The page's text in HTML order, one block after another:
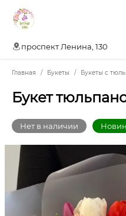
проспект Ленина, 130
Главная Букеты Букеты с
Букет
Нет в наличии